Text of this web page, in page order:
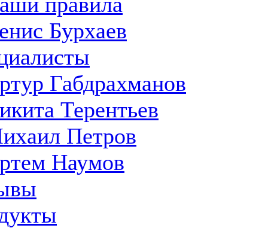
Бурхаев
Габдрахманов
Терентьев
Петров
Наумов